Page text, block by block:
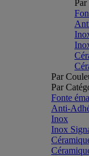
Par
Par
Par
Fonte
Anti-
Inox
Inox